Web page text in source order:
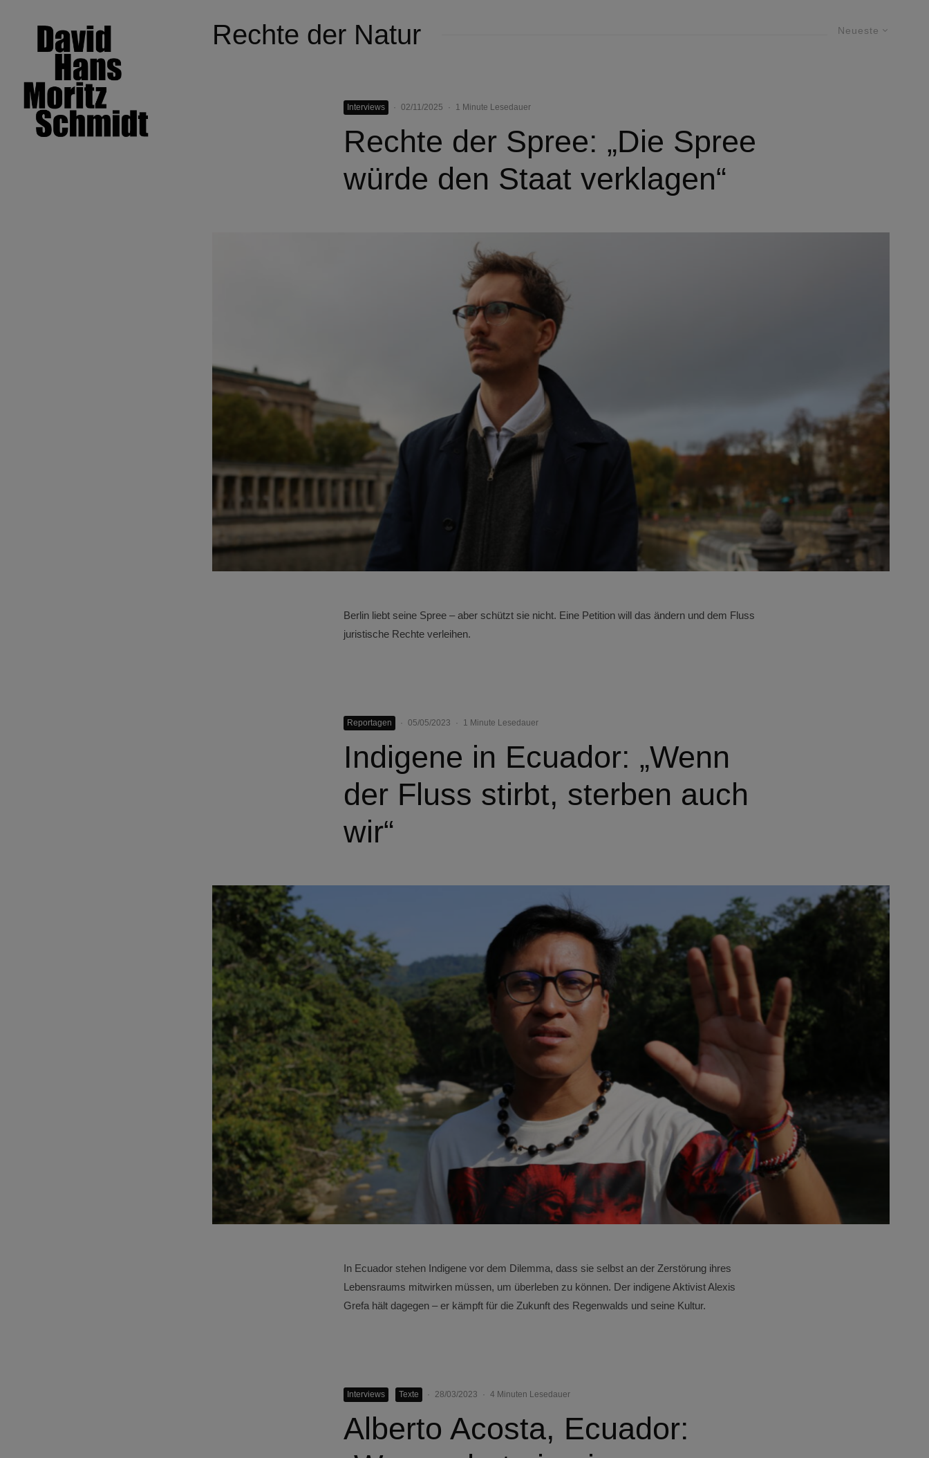
Neueste
Rechte der Natur
Interviews · 02/11/2025 · 1 Minute Lesedauer
Rechte der Spree: „Die Spree
würde den Staat verklagen“
Berlin liebt seine Spree – aber schützt sie nicht. Eine Petition will das ändern und dem Fluss
juristische Rechte verleihen.
Reportagen · 05/05/2023 · 1 Minute Lesedauer
Indigene in Ecuador: „Wenn
der Fluss stirbt, sterben auch
wir“
In Ecuador stehen Indigene vor dem Dilemma, dass sie selbst an der Zerstörung ihres
Lebensraums mitwirken müssen, um überleben zu können. Der indigene Aktivist Alexis
Grefa hält dagegen – er kämpft für die Zukunft des Regenwalds und seine Kultur.
Interviews Texte · 28/03/2023 · 4 Minuten Lesedauer
Alberto Acosta, Ecuador: